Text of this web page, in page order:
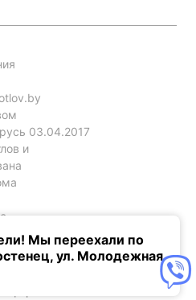
03.04.2017
и
Мы переехали по
ул. Молодежная,